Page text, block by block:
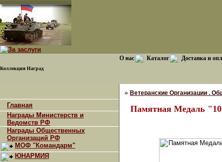
Коллекция Наград
О нас Каталог Доставка и
Главная
Награды Министерств и
Ведомств РФ
Награды Общественных
Организаций РФ
МОФ "Командарм"
ЮНАРМИЯ
» Ветеранские Организации .
Памятная Медаль